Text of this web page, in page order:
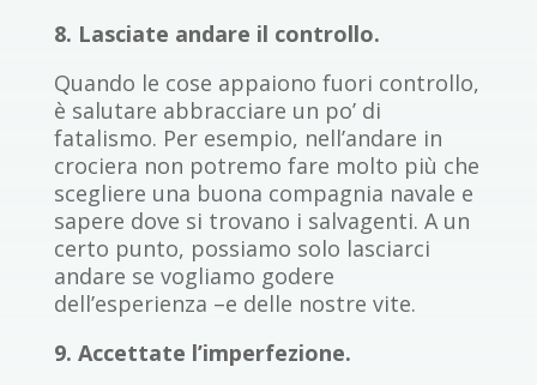
8. Lasciate andare il controllo.
Quando le cose appaiono fuori controllo,
è salutare abbracciare un po’ di
fatalismo. Per esempio, nell’andare in
crociera non potremo fare molto più che
scegliere una buona compagnia navale e
sapere dove si trovano i salvagenti. A un
certo punto, possiamo solo lasciarci
andare se vogliamo godere
dell’esperienza –e delle nostre vite.
9. Accettate l’imperfezione.